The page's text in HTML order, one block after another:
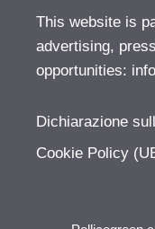
This website is
advertising,
opportunities:
Dichiarazione
Cookie Policy